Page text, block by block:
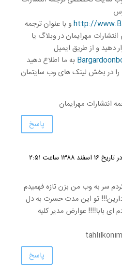
http://و با عنوان ترجمه
مهرایمان در وبلاگ یا
دهید و از طریق ایمیل
به ما اطلاع دهید
را در بخش لینک های وب سایتمان
انتشارات مهرایمان
پاسخ
| نوشته شده در تاریخ ۱۶ اسفند ۱۳۸۸ ساعت ۲:۵۱
سر به وب من بزن تازه فهمیدم
دارین!!! تو این مدت حسرت به دل
ای بابا!!!! عوارض مدیر کلیه
پاسخ